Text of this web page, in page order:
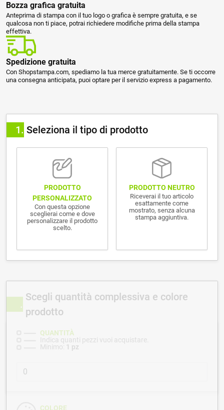
Bozza grafica gratuita
Anteprima di stampa con il tuo logo o grafica è sempre gratuita, e se
qualcosa non ti piace, potrai richiedere modifiche prima della stampa
effettiva.
Spedizione gratuita
Con Shopstampa.com, spediamo la tua merce gratuitamente. Se ti occorre
una consegna anticipata, puoi optare per il servizio express a pagamento.
1 Seleziona il tipo di prodotto
PRODOTTO
PERSONALIZZATO
Con questa opzione
sceglierai come e dove
personalizzare il prodotto
scelto.
PRODOTTO NEUTRO
Riceverai il tuo articolo
esattamente come
mostrato, senza alcuna
stampa aggiuntiva.
Scegli quantità complessiva e colore
prodotto
QUANTITÀ
Indica quanti pezzi vuoi acquistare.
Minimo: 1 pz
COLORE